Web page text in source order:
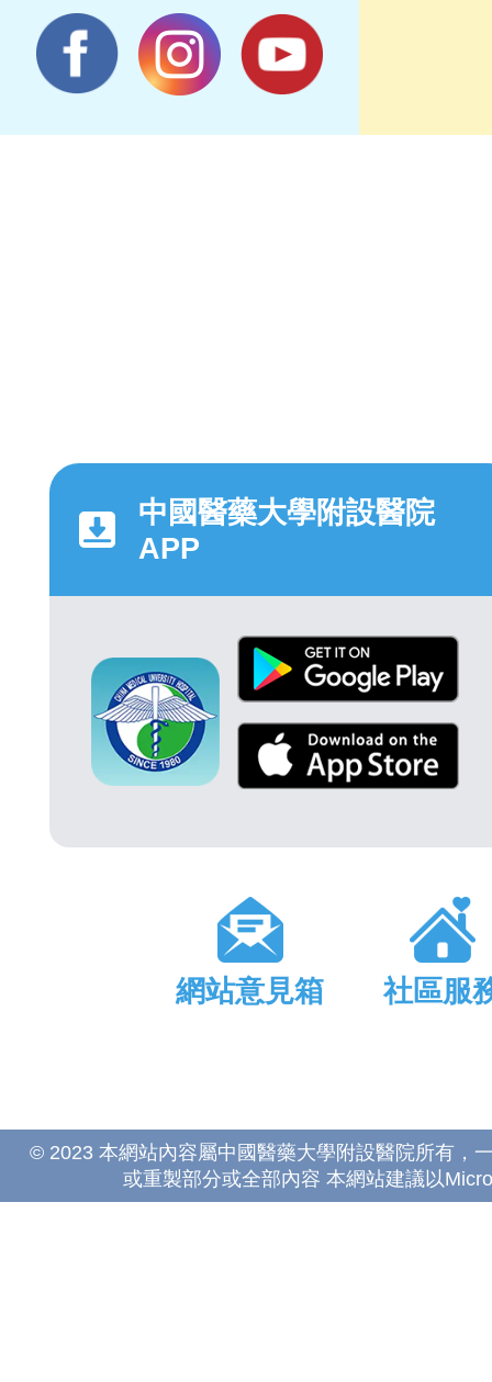
中國醫藥大學附設醫院
APP
網站意見箱 社區服
© 2023 本網站內容屬中國醫藥大學附設醫院所有，
或重製部分或全部內容 本網站建議以